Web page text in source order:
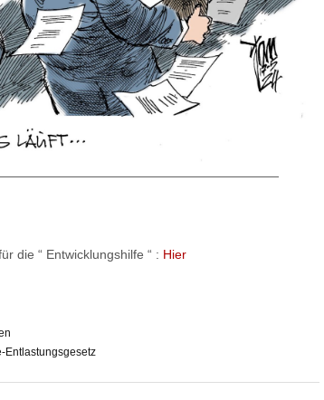
die “ Entwicklungshilfe “ : Hier
Entlastungsgesetz